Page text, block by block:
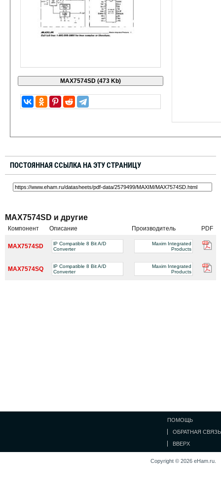
ПОСТОЯННАЯ ССЫЛКА НА ЭТУ СТРАНИЦУ
MAX7574SD и другие
Компонент Описание Производитель PDF
MAX7574SD
lP Compatible 8 Bit A/D
Converter
Maxim Integrated
Products
MAX7574SQ
lP Compatible 8 Bit A/D
Converter
Maxim Integrated
Products
ПОМОЩЬ
ОБРАТНАЯ СВЯЗЬ
ВВЕРХ
Copyright © 2026 eHam.ru.